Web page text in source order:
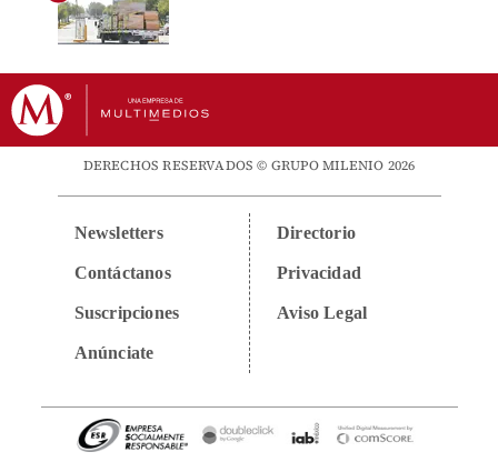
DERECHOS RESERVADOS © GRUPO MILENIO 2026
Newsletters
Contáctanos
Suscripciones
Anúnciate
Directorio
Privacidad
Aviso Legal